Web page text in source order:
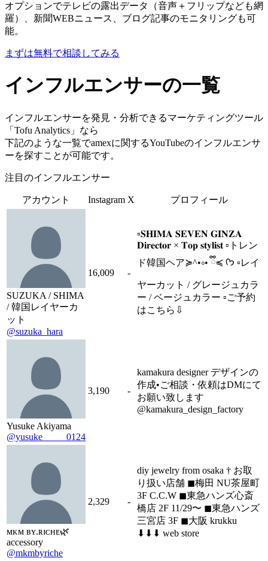
オプションでテレビの露出データ（音声＋フリップなども網
羅）、新聞WEBニュース、ブログ記事のモニタリングも可
能。
まずは無料で相談してみる
インフルエンサーの一覧
インフルエンサーを発見・分析できるマーケティングツール
「Tofu Analytics」なら
下記のような一覧でamexに関するYouTubeのインフルエンサ
ーを探すことが可能です。
注目のインフルエンサー
アカウント Instagram X プロフィール
SUZUKA / SHIMA
/ 韓国レイヤーカ
ット
@suzuka_hara
16,009 -
▫️𝐒𝐇𝐈𝐌𝐀 𝐒𝐄𝐕𝐄𝐍 𝐆𝐈𝐍𝐙𝐀
𝐃𝐢𝐫𝐞𝐜𝐭𝐨𝐫 × 𝐓𝐨𝐩 𝐬𝐭𝐲𝐥𝐢𝐬𝐭 ▫️トレン
ド韓国ヘア≽^•༚• ྀི≼ ᡣ𐭩 ▫️レイ
ヤーカット / グレージュカラ
ー / ベージュカラー ▫️ご予約
はこちら⇩
Yusuke Akiyama
@yusuke_____0124
3,190 -
kamakura designer デザインの
作成•ご相談・依頼はDMにて
お願い致します
@kamakura_design_factory
мᴋм вʏ.ʀɪᴄʜᴇ🌿
accessory
@mkmbyriche
2,329 -
diy jewelry from osaka † お取
り扱い店舗 ◼︎梅田 NU茶屋町
3F C.C.W ◼︎東急ハンズ心斎
橋店 2F 11/29〜 ◼︎東急ハンズ
三宮店 3F ◼︎大阪 krukku
⬇︎⬇︎⬇︎ web store